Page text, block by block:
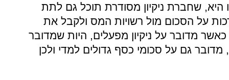
היא, שחברת ניקיון מסודרת תוכל גם לתת
על הסכום מול רשויות המס ולקבל את
מדובר על ניקיון מפעלים, היות שמדובר
גם על סכומי כסף גדולים למדי ולכן